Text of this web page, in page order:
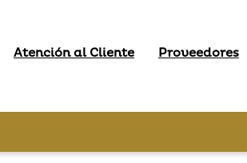
Atención al Cliente Proveedores